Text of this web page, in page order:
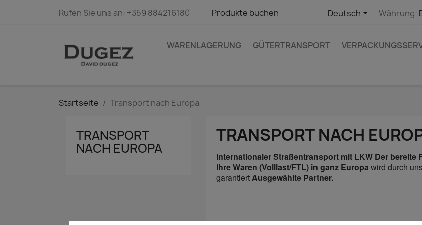
Rufen Sie uns an: +359 884216180 Produkte buchen Deutsch Währung:
WARENLAGERUNG GÜTERTRANSPORT
Startseite Transport nach Europa
TRANSPORT
NACH EUROPA
TRANSPORT NACH
Internationaler Straßentransport mit LKW Der bereite
Ihre Waren (Volllast/FTL) in ganz Europa wird durch
garantiertAusgewählte Partner.